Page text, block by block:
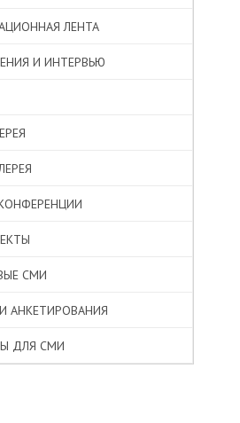
ЛЕНТА
И ИНТЕРВЬЮ
СМИ
АНКЕТИРОВАНИЯ
ДЛЯ СМИ